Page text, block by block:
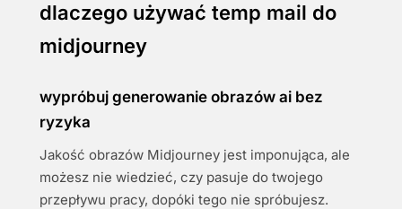
dlaczego używać temp mail do
midjourney
wypróbuj generowanie obrazów ai bez
ryzyka
Jakość obrazów Midjourney jest imponująca, ale
możesz nie wiedzieć, czy pasuje do twojego
przepływu pracy, dopóki tego nie spróbujesz.